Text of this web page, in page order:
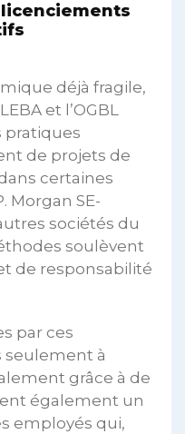
déjà fragile,
et l’OGBL
pratiques
de projets de
certaines
Morgan SE-
sociétés du
soulèvent
de responsabilité
par ces
seulement à
grâce à de
également un
employés qui,